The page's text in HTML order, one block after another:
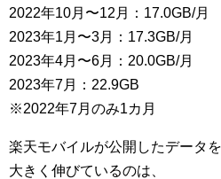
2022年10月〜12月：17.0GB/月
2023年1月〜3月：17.3GB/月
2023年4月〜6月：20.0GB/月
2023年7月：22.9GB
※2022年7月のみ1カ月
楽天モバイルが公開したデータ
大きく伸びているのは、